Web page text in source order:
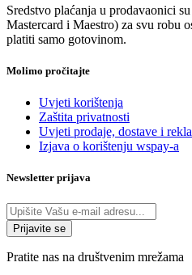
Sredstvo plaćanja u prodavaonici
Mastercard i Maestro) za svu robu
platiti samo gotovinom.
Molimo pročitajte
Uvjeti korištenja
Zaštita privatnosti
Uvjeti prodaje, dostave i
Izjava o korištenju wspay-a
Newsletter prijava
Pratite nas na društvenim mrežama